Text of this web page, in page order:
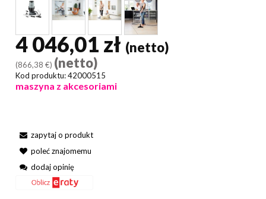
4 046,01 zł(netto)
(866,38 €) (netto)
Kod produktu:42000515
maszyna z akcesoriami
zapytaj o produkt
poleć znajomemu
dodaj opinię